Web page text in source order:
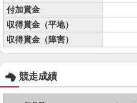
付加賞金
収得賞金（平地）
収得賞金（障害）
競走成績